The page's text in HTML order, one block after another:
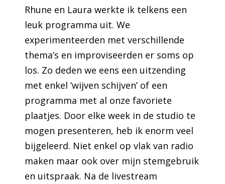
Rhune en Laura werkte ik telkens een
leuk programma uit. We
experimenteerden met verschillende
thema’s en improviseerden er soms op
los. Zo deden we eens een uitzending
met enkel ‘wijven schijven’ of een
programma met al onze favoriete
plaatjes. Door elke week in de studio te
mogen presenteren, heb ik enorm veel
bijgeleerd. Niet enkel op vlak van radio
maken maar ook over mijn stemgebruik
en uitspraak. Na de livestream